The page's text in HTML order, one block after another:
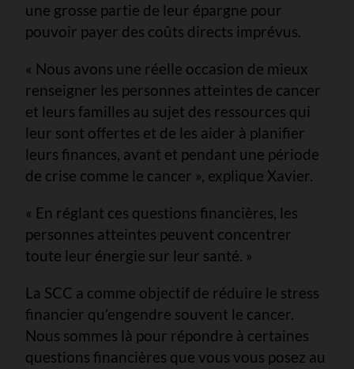
une grosse partie de leur épargne pour
pouvoir payer des coûts directs imprévus.
« Nous avons une réelle occasion de mieux
renseigner les personnes atteintes de cancer
et leurs familles au sujet des ressources qui
leur sont offertes et de les aider à planifier
leurs finances, avant et pendant une période
de crise comme le cancer », explique Xavier.
« En réglant ces questions financières, les
personnes atteintes peuvent concentrer
toute leur énergie sur leur santé. »
La SCC a comme objectif de réduire le stress
financier qu’engendre souvent le cancer.
Nous sommes là pour répondre à certaines
questions financières que vous vous posez au